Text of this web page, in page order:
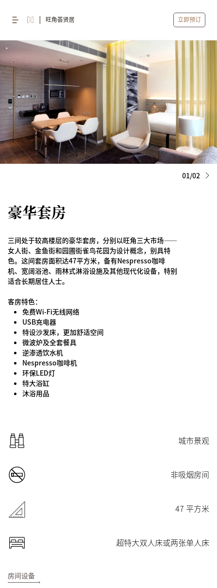
旺角荟贤居 立即预订
01/02
豪华套房
三间处于较高楼层的豪华套房，分别以旺角三大市场——
女人街、金鱼街和园圃街雀鸟花园为设计概念，别具特
色。这间套房面积达47平方米，备有Nespresso咖啡
机、宽阔浴池、雨林式淋浴设施及其他现代化设备，特别
适合长期居住人士。
客房特色：
免费Wi-Fi无线网络
USB充电器
特设沙发床，更加舒适空间
微波炉及全套餐具
逆渗透饮水机
Nespresso咖啡机
环保LED灯
特大浴缸
沐浴用品
城市景观
非吸烟房间
47 平方米
超特大双人床或两张单人床
房间设备